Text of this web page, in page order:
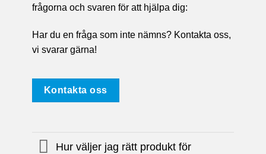
frågorna och svaren för att hjälpa dig:
Har du en fråga som inte nämns? Kontakta oss,
vi svarar gärna!
Kontakta oss
Hur väljer jag rätt produkt för